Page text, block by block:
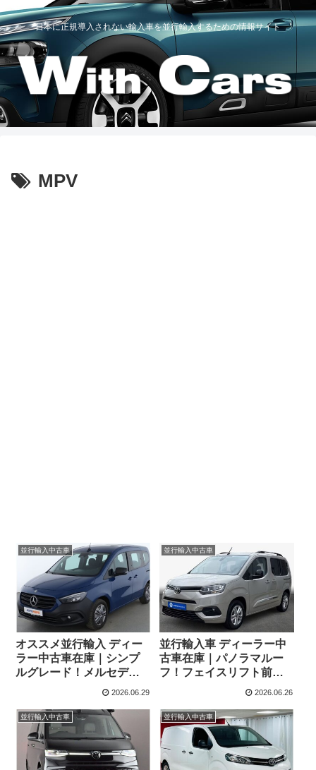
日本に正規導入されない輸入車を並行輸入するための情報サイト
MPV
並行輸入中古車
オススメ並行輸入 ディー
ラー中古車在庫｜シンプ
ルグレード！メルセデス
ベンツ シタン 113 PRO
2026.06.29
並行輸入中古車
並行輸入車 ディーラー中
古車在庫｜パノラマルー
フ！フェイスリフト前！
トヨタ プロエースシティ
1.2 Turbo EAT8 左ハンド
ル
2026.06.26
並行輸入中古車 並行輸入中古車